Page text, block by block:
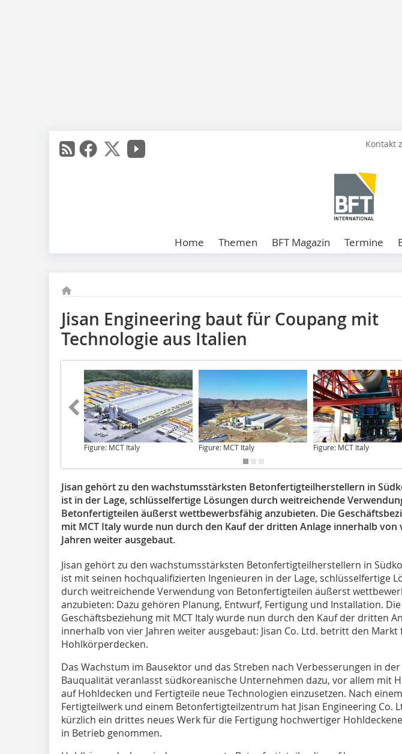
Kontakt
Home Themen BFT Magazin Termine
Jisan Engineering baut für Coupang mit
Technologie aus Italien
Figure: MCT Italy Figure: MCT Italy Figure: MCT Italy
Jisan gehört zu den wachstumsstärksten Betonfertigteilherstellern in
ist in der Lage, schlüsselfertige Lösungen durch weitreichende
Betonfertigteilen äußerst wettbewerbsfähig anzubieten. Die
mit MCT Italy wurde nun durch den Kauf der dritten Anlage innerhalb von
Jahren weiter ausgebaut.
Jisan gehört zu den wachstumsstärksten Betonfertigteilherstellern in
ist mit seinen hochqualifizierten Ingenieuren in der Lage, schlüsselfertige
durch weitreichende Verwendung von Betonfertigteilen äußerst
anzubieten: Dazu gehören Planung, Entwurf, Fertigung und Installation. Die
Geschäftsbeziehung mit MCT Italy wurde nun durch den Kauf der dritten
innerhalb von vier Jahren weiter ausgebaut: Jisan Co. Ltd. betritt den Markt
Hohlkörperdecken.
Das Wachstum im Bausektor und das Streben nach Verbesserungen in der
Bauqualität veranlasst südkoreanische Unternehmen dazu, vor allem mit
auf Hohldecken und Fertigteile neue Technologien einzusetzen. Nach
Fertigteilwerk und einem Betonfertigteilzentrum hat Jisan Engineering Co.
kürzlich ein drittes neues Werk für die Fertigung hochwertiger
in Betrieb genommen.